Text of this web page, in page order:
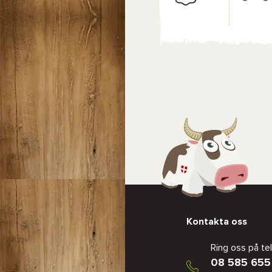
Kontakta oss
Ring oss på
08 585